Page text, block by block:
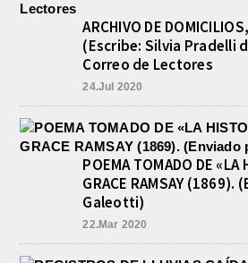
ARCHIVO DE
(Escribe: Silvia Pradelli
Correo de Lectores
24.Jul 2020
POEMA TOMADO DE «LA
GRACE RAMSAY
Galeotti)
22.Mar 2020